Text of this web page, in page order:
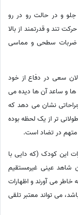
و در حالت رو در رو
تند و قدرتمند از بالا
ضربات سطحی و مماسی
سعی در دفاع از خود
و ساعد آن ها دیده می
نشان می دهد که
تر از یک لحظه بوده
متهم در تضاد است.
این کودک (که دایی با
شاهد عینی غیرمستقیم
می آورند و اظهارات
می تواند معتبر تلقی